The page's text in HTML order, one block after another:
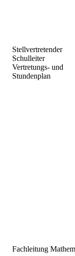
Stellvertretender
Schulleiter
Vertretungs- und
Stundenplan
Fachleitung